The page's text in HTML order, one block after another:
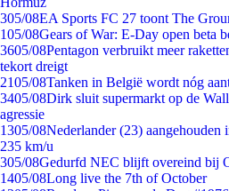
305/08EA Sports FC 27 toont The
105/08Gears of War: E-Day open beta
3605/08Pentagon verbruikt meer
tekort dreigt
2105/08Tanken in België wordt nóg
3405/08Dirk sluit supermarkt op de
agressie
1305/08Nederlander (23) aangehouden
235 km/u
305/08Gedurfd NEC blijft overeind bij
1405/08Long live the 7th of October